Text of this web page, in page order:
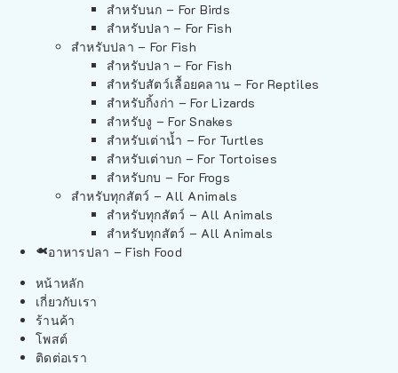
สำหรับนก – For Birds
สำหรับปลา – For Fish
สำหรับปลา – For Fish
สำหรับปลา – For Fish
สำหรับสัตว์เลื้อยคลาน – For Reptiles
สำหรับกิ้งก่า – For Lizards
สำหรับงู – For Snakes
สำหรับเต่าน้ำ – For Turtles
สำหรับเต่าบก – For Tortoises
สำหรับกบ – For Frogs
สำหรับทุกสัตว์ – All Animals
สำหรับทุกสัตว์ – All Animals
สำหรับทุกสัตว์ – All Animals
อาหารปลา – Fish Food
หน้าหลัก
เกี่ยวกับเรา
ร้านค้า
โพสต์
ติดต่อเรา